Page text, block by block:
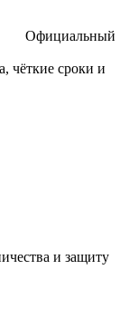
Официальный
чёткие сроки и
и защиту